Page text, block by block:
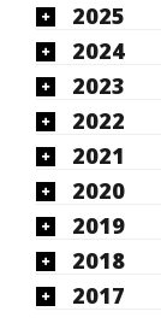
2025
2024
2023
2022
2021
2020
2019
2018
2017